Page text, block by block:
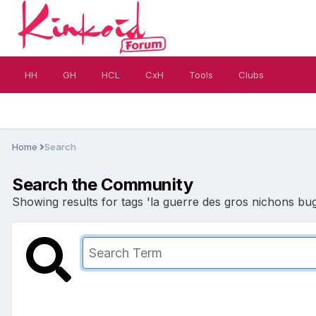
HH GH HCL CxH Tools Clubs
Home Search
Search the Community
Showing results for tags 'la guerre des gros nichons